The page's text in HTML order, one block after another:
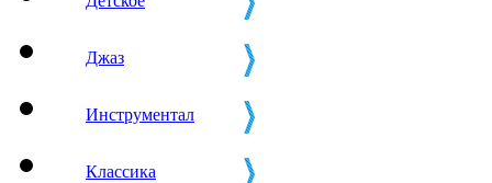
Джаз
Инструментал
Классика